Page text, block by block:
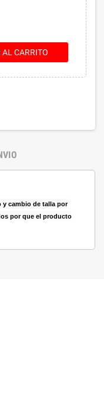
CARRITO
y cambio de talla por
por que el producto